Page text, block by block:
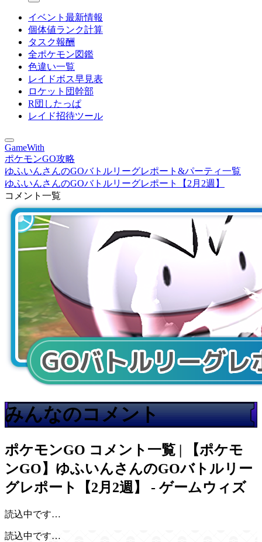
イベント最新情報
個体値ランク計算
タスク報酬
全ポケモン図鑑
色違い一覧
レイドボス早見表
ロケット団幹部
R団したっぱ
レイド招待ツール
GameWith
ポケモンGO攻略
ゆふいんさんのGOバトルリーグレポート&パーティ一覧
ゆふいんさんのGOバトルリーグレポート【2月2週】
コメント一覧
みんなのコメント
ポケモンGO コメント一覧 | 【ポケモ
ンGO】ゆふいんさんのGOバトルリー
グレポート【2月2週】 - ゲームウィズ
読込中です…
読込中です…